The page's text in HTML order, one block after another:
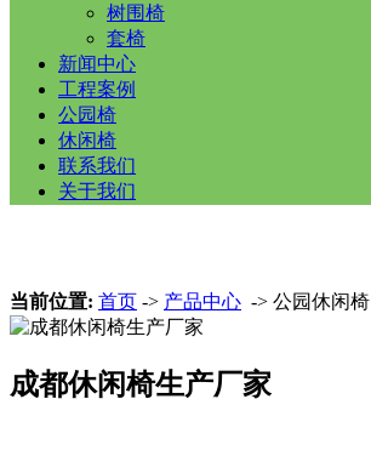
树围椅
套椅
新闻中心
工程案例
公园椅
休闲椅
联系我们
关于我们
当前位置: 首页 -> 产品中心 -> 公园休闲椅
成都休闲椅生产厂家